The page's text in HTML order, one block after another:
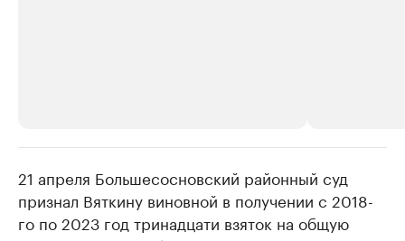
Крупнейшие производители и
продавцы медийной продукции
Страховые
21 апреля Большесосновский районный суд
признал Вяткину виновной в получении с 2018-
го по 2023 год тринадцати взяток на общую